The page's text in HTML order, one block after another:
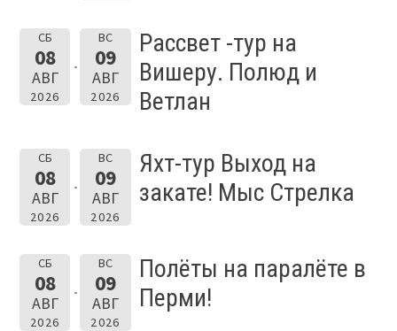
СБ
08
АВГ
2026
ВС
09
АВГ
2026
Рассвет -тур на
Вишеру. Полюд и
Ветлан
СБ
08
АВГ
2026
ВС
09
АВГ
2026
Яхт-тур Выход на
закате! Мыс Стрелка
СБ
08
АВГ
2026
ВС
09
АВГ
2026
Полёты на паралёте в
Перми!